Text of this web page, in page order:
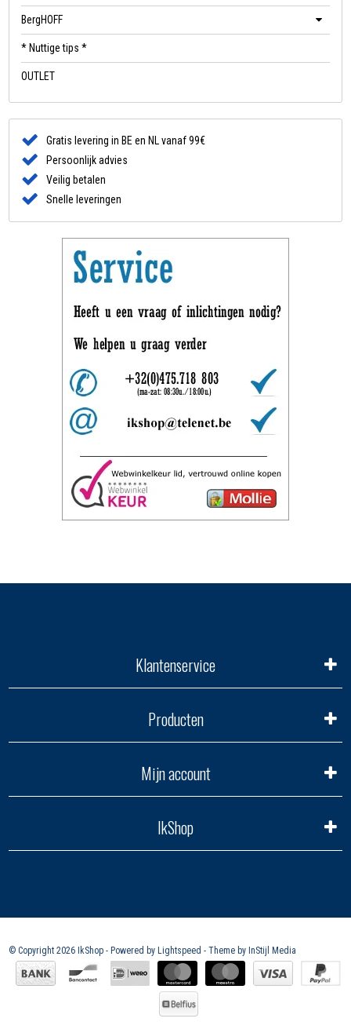
BergHOFF
* Nuttige tips *
OUTLET
Gratis levering in BE en NL vanaf 99€
Persoonlijk advies
Veilig betalen
Snelle leveringen
Klantenservice
Producten
Mijn account
IkShop
© Copyright 2026 IkShop - Powered by Lightspeed - Theme by InStijl Media